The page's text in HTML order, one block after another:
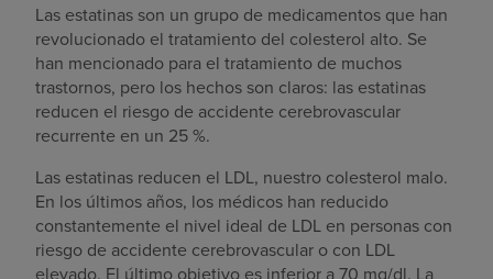
Las estatinas son un grupo de medicamentos que han
revolucionado el tratamiento del colesterol alto. Se
han mencionado para el tratamiento de muchos
trastornos, pero los hechos son claros: las estatinas
reducen el riesgo de accidente cerebrovascular
recurrente en un 25 %.
Las estatinas reducen el LDL, nuestro colesterol malo.
En los últimos años, los médicos han reducido
constantemente el nivel ideal de LDL en personas con
riesgo de accidente cerebrovascular o con LDL
elevado. El último objetivo es inferior a 70 mg/dl. La